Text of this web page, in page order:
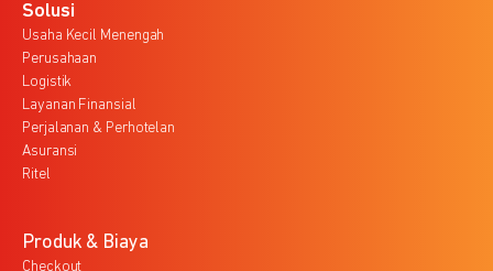
Solusi
Usaha Kecil Menengah
Perusahaan
Logistik
Layanan Finansial
Perjalanan & Perhotelan
Asuransi
Ritel
Produk & Biaya
Checkout